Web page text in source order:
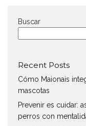
Buscar
Recent Posts
Cómo Maionais
mascotas
Prevenir es cuidar:
perros con